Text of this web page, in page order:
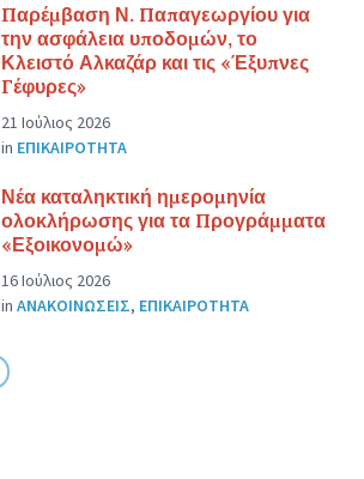
Παρέμβαση Ν. Παπαγεωργίου για
την ασφάλεια υποδομών, το
Κλειστό Αλκαζάρ και τις «Έξυπνες
Γέφυρες»
21 Ιούλιος 2026
in ΕΠΙΚΑΙΡΟΤΗΤΑ
Νέα καταληκτική ημερομηνία
ολοκλήρωσης για τα Προγράμματα
«Εξοικονομώ»
16 Ιούλιος 2026
in ΑΝΑΚΟΙΝΩΣΕΙΣ, ΕΠΙΚΑΙΡΟΤΗΤΑ